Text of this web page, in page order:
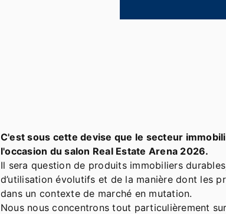
C'est sous cette devise que le secteur
l'occasion du salon Real Estate Arena 2026.
Il sera question de produits immobiliers
d’utilisation évolutifs et de la manière dont les
dans un contexte de marché en mutation.
Nous nous concentrons tout particulièrement